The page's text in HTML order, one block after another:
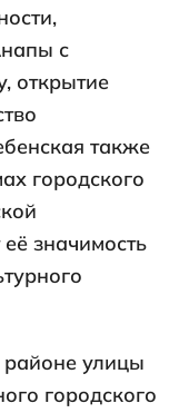
с
открытие
также
городского
значимость
улицы
городского